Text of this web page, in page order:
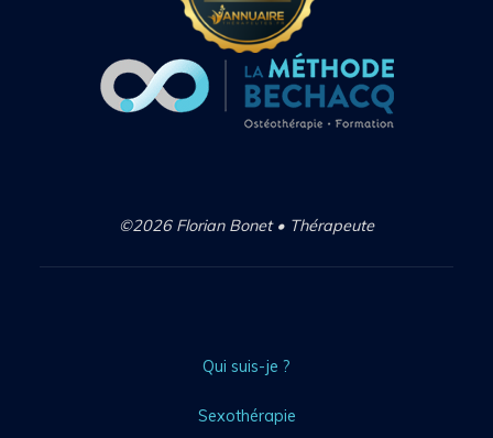
©2026 Florian Bonet • Thérapeute
Qui suis-je ?
Sexothérapie